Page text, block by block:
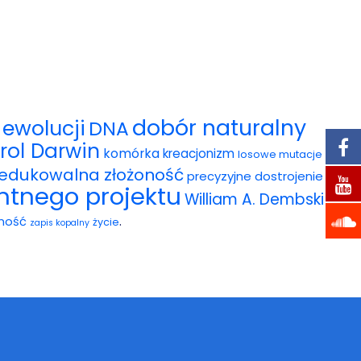
DNAdobór naturalny
Darwin komórkakreacjonizm losowe mutacje
złożonośćprecyzyjne dostrojenie
projektu William A. Dembski
zapis kopalny życie.